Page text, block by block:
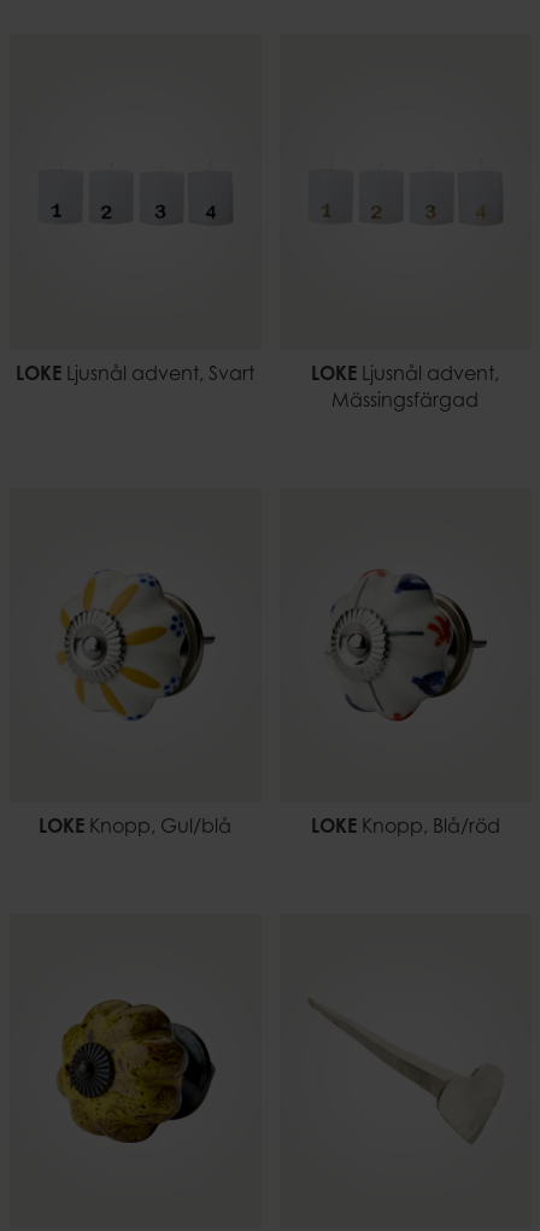
LOKE Ljusnål advent, Svart LOKE Ljusnål advent,
Mässingsfärgad
LOKE Knopp, Gul/blå LOKEKnopp, Blå/röd